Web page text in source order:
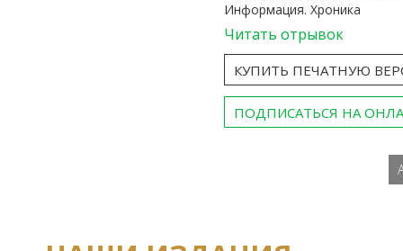
Информация. Хроника
Читать отрывок
КУПИТЬ ПЕЧАТНУЮ
ПОДПИСАТЬСЯ НА